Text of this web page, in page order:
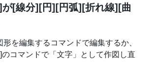
が[線分][円][円弧][折れ線][曲
形を編集するコマンドで編集するか、
のコマンドで「文字」として作図し直